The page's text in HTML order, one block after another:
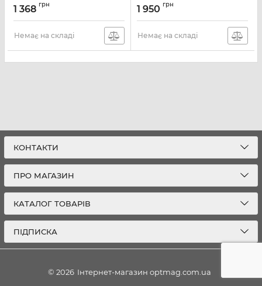
розмір 300х250mm
Артикул: 2E-C-412S
1 368 грн
Немає на складі
розмір 460х380мм
Артикул: 2E-C-312S
1 950 грн
Немає на складі
КОНТАКТИ
ПРО МАГАЗИН
КАТАЛОГ ТОВАРІВ
ПІДПИСКА
© 2026 Інтернет-магазин optmag.com.ua